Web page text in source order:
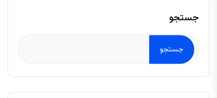
جستجو
جستجو